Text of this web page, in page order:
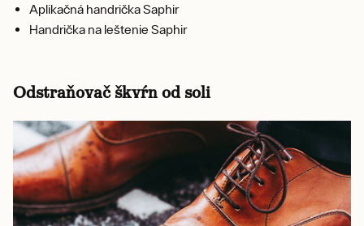
Aplikačná handrička Saphir
Handrička na leštenie Saphir
Odstraňovač škvŕn od soli